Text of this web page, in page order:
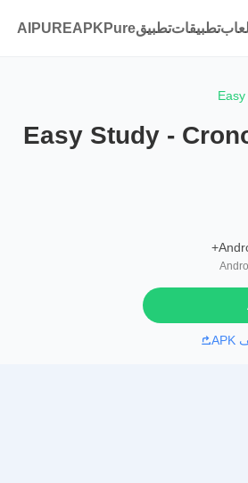
ألعابتطبيقاتتطبيقAPKPure AIPURE
Easy Study -